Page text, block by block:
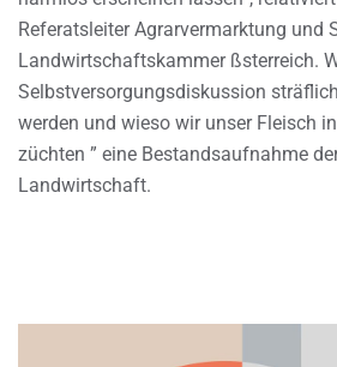
Referatsleiter Agrarvermarktung und
Landwirtschaftskammer ßsterreich.
Selbstversorgungsdiskussion
werden und wieso wir unser Fleisch
züchten ” eine Bestandsaufnahme
Landwirtschaft.